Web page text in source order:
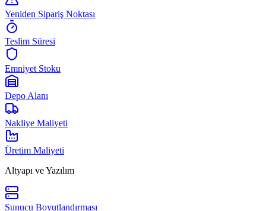
Yeniden Sipariş Noktası
Teslim Süresi
Emniyet Stoku
Depo Alanı
Nakliye Maliyeti
Üretim Maliyeti
Altyapı ve Yazılım
Sunucu Boyutlandırması